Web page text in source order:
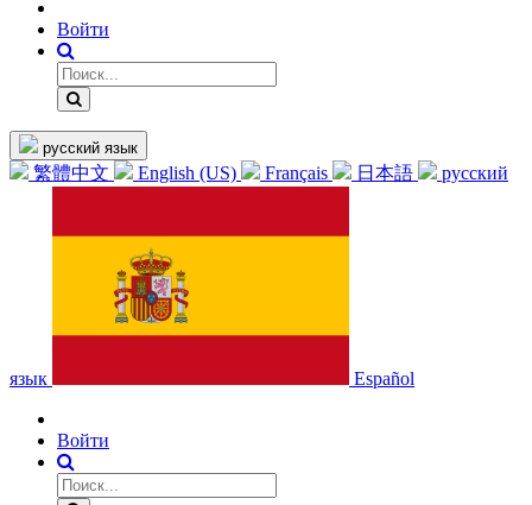
Войти
русский язык
繁體中文 English (US) Français 日本語 русский
язык Español
Войти